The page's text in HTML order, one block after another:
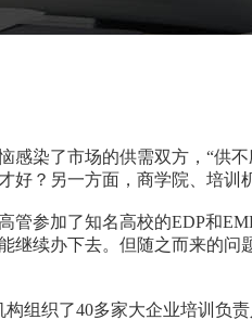
染了市场的供需双方，“供
？另一方面，商学院、培训
参加了知名高校的EDP和
继续办下去。但随之而来的
织了40多家大企业培训负